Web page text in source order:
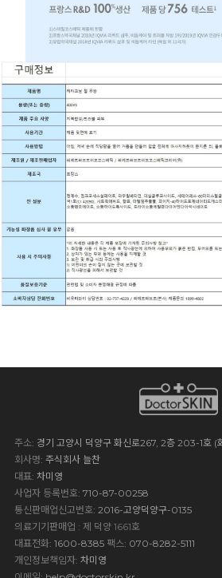
주소: 경기 고양시 덕양구 화신로267, 2층 203-1호 (
회사명: 주식회사 늘찬
대표: 차미영
사업자 등록번호: 710-87-00258
통신판매업신고번호: 2016-고양덕양구-0135
의료기기판매업 : 제 덕양 1661호
대표전화: 1600-8385 팩스: 070-8282-5111
개인정보책임자: 차미영